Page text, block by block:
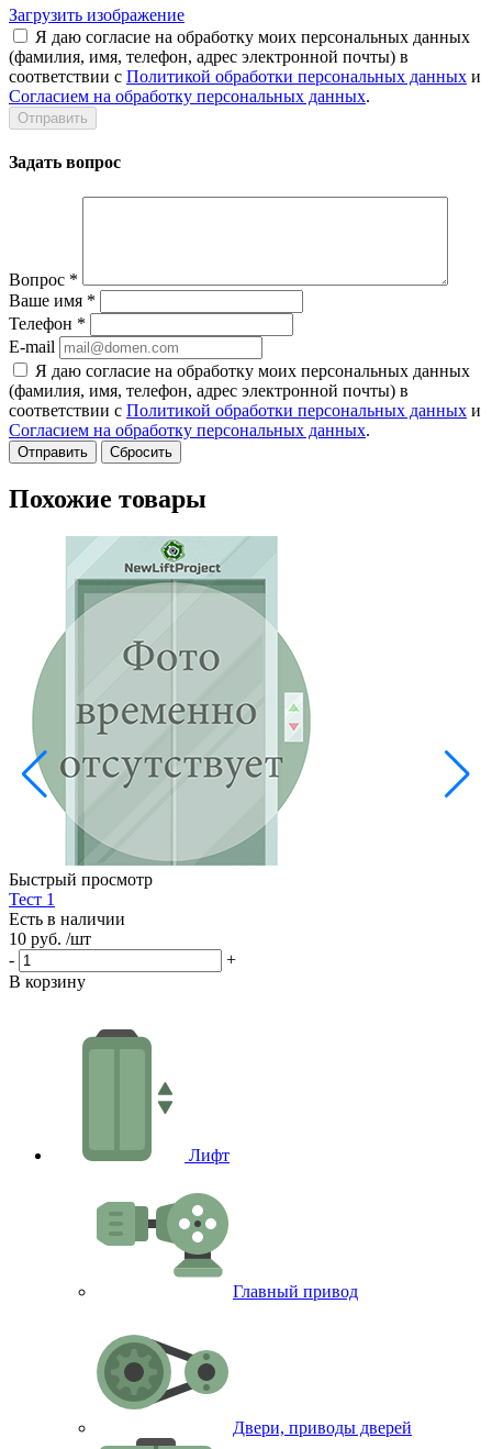
Загрузить изображение
Я даю согласие на обработку моих персональных данных
(фамилия, имя, телефон, адрес электронной почты) в
соответствии с Политикой обработки персональных данных и
Согласием на обработку персональных данных.
Задать вопрос
Вопрос *
Ваше имя *
Телефон *
E-mail
Я даю согласие на обработку моих персональных данных
(фамилия, имя, телефон, адрес электронной почты) в
соответствии с Политикой обработки персональных данных и
Согласием на обработку персональных данных.
Сбросить
Похожие товары
Быстрый просмотр
Тест 1
Есть в наличии
10 руб. /шт
-
+
В корзину
Лифт
Главный привод
Двери, приводы дверей